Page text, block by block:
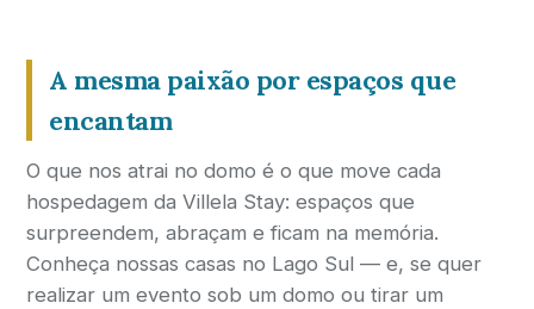
A mesma paixão por espaços que
encantam
O que nos atrai no domo é o que move cada
hospedagem da Villela Stay: espaços que
surpreendem, abraçam e ficam na memória.
Conheça nossas casas no Lago Sul — e, se quer
realizar um evento sob um domo ou tirar um